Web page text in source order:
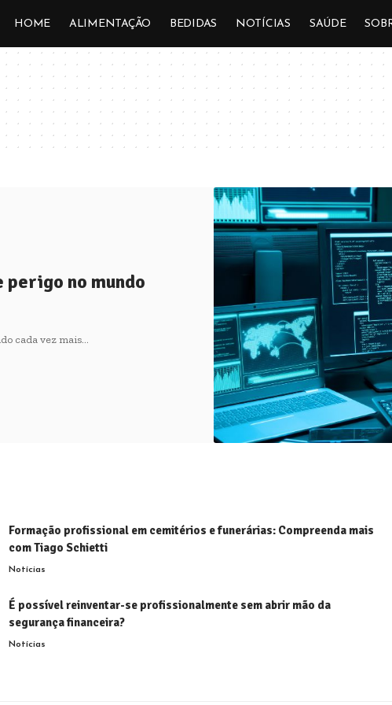
HOME ALIMENTAÇÃO BEDIDAS NOTÍCIAS SAÚDE
no mundo
cada vez mais…
Formação profissional em cemitérios e funerárias: Compreenda mais
com Tiago Schietti
Notícias
É possível reinventar-se profissionalmente sem abrir mão da
segurança financeira?
Notícias